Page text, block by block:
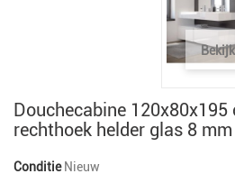
Douchecabine 120x80x195
rechthoek helder glas 8 mm
Conditie Nieuw